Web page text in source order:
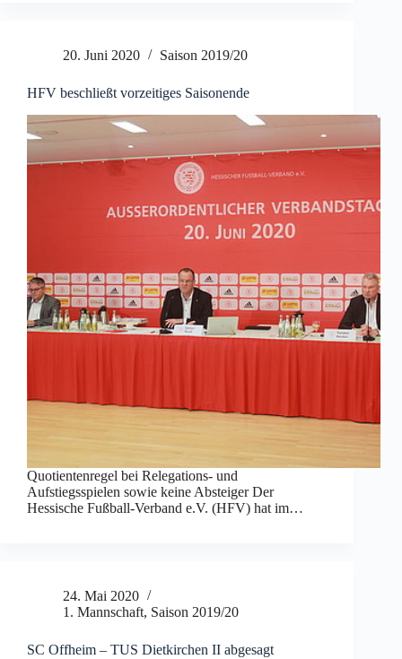
20. Juni 2020 Saison 2019/20
HFV beschließt vorzeitiges Saisonende
Quotientenregel bei Relegations- und
Aufstiegsspielen sowie keine Absteiger Der
Hessische Fußball-Verband e.V. (HFV) hat im…
24. Mai 2020
1. Mannschaft, Saison 2019/20
SC Offheim – TUS Dietkirchen II abgesagt